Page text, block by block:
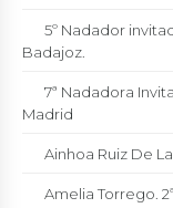
5º Nadador
Badajoz.
7ª Nadadora
Madrid
Ainhoa Ruiz De
Amelia Torrego.